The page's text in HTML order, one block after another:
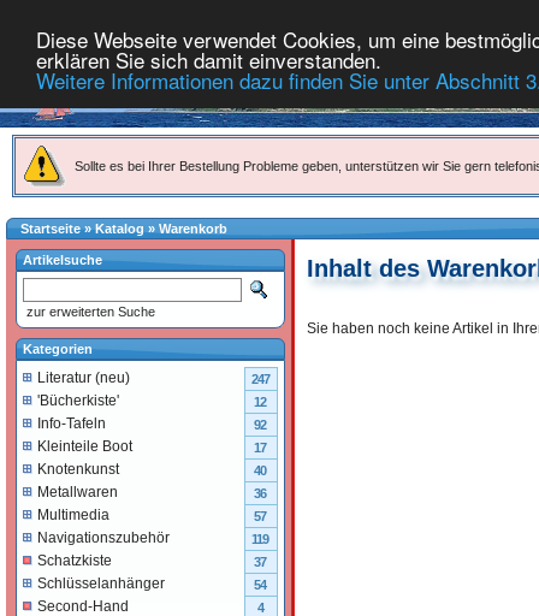
Diese Webseite verwendet Cookies, um eine
erklären Sie sich damit einverstanden.
Weitere Informationen dazu finden Sie unter Abschnitt
Sollte es bei Ihrer Bestellung Probleme geben, unterstützen wir Sie gern
Startseite»Katalog » Warenkorb
Inhalt des
Sie haben noch keine Artikel in
Artikelsuche
zur erweiterten Suche
Kategorien
Literatur (neu) 247
'Bücherkiste' 12
Info-Tafeln 92
Kleinteile Boot 17
Knotenkunst 40
Metallwaren 36
Multimedia 57
Navigationszubehör 119
Schatzkiste 37
Schlüsselanhänger 54
Second-Hand 4